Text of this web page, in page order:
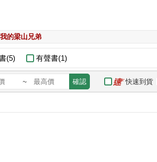
我的梁山兄弟
(5) 有聲書(1)
~ 確認 快速到貨